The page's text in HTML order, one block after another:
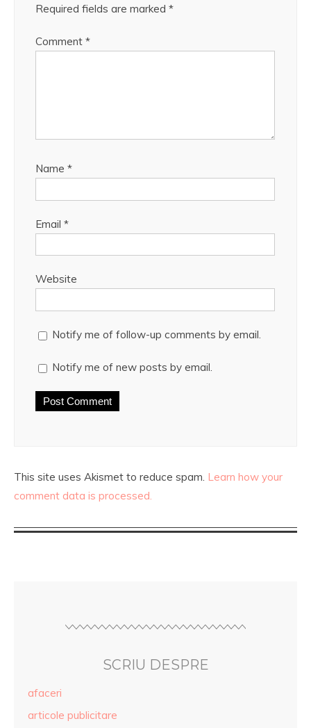
Required fields are marked *
Comment *
Name *
Email *
Website
Notify me of follow-up comments by email.
Notify me of new posts by email.
This site uses Akismet to reduce spam. Learn how your
comment data is processed.
SCRIU DESPRE
afaceri
articole publicitare